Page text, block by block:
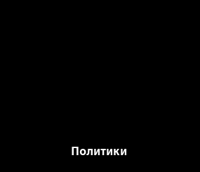
Политики